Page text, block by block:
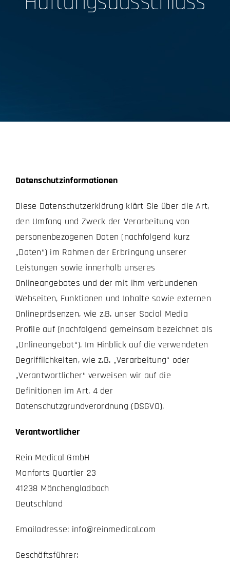
Datenschutzinformationen
Diese Datenschutzerklärung klärt Sie über die Art,
den Umfang und Zweck der Verarbeitung von
personenbezogenen Daten (nachfolgend kurz
„Daten“) im Rahmen der Erbringung unserer
Leistungen sowie innerhalb unseres
Onlineangebotes und der mit ihm verbundenen
Webseiten, Funktionen und Inhalte sowie externen
Onlinepräsenzen, wie z.B. unser Social Media
Profile auf (nachfolgend gemeinsam bezeichnet als
„Onlineangebot“). Im Hinblick auf die verwendeten
Begrifflichkeiten, wie z.B. „Verarbeitung“ oder
„Verantwortlicher“ verweisen wir auf die
Definitionen im Art. 4 der
Datenschutzgrundverordnung (DSGVO).
Verantwortlicher
Rein Medical GmbH
Monforts Quartier 23
41238 Mönchengladbach
Deutschland
Emailadresse: info@reinmedical.com
Geschäftsführer: